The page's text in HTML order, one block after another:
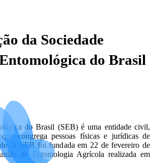
da Sociedade
do Brasil
do Brasil (SEB) é uma entidade civil,
congrega pessoas físicas e jurídicas de
A SEB foi fundada em 22 de fevereiro de
de Entomologia Agrícola realizada em